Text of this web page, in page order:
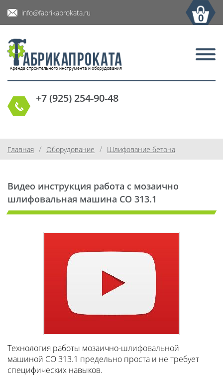
info@fabrikaprokata.ru 0
+7 (925) 254-90-48
Главная / Оборудование / Шлифование бетона
Видео инструкция работа с мозаично
шлифовальная машина СО 313.1
Технология работы мозаично-шлифовальной
машиной СО 313.1 предельно проста и не требует
специфических навыков.